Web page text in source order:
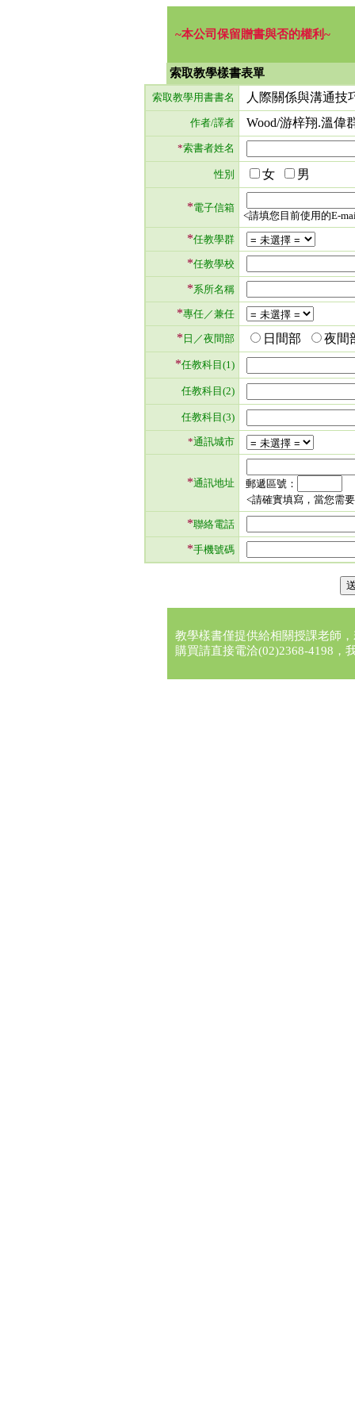
~本公司保留贈書與否的權利~
索取教學樣書表單
索取教學用書書名 人際關係與溝通技
作者/譯者 Wood/游梓翔.溫偉
*索書者姓名
性別 女 男
*電子信箱
<請填您目前使用的E-
*任教學群
*任教學校
*系所名稱
*專任／兼任
* 日／夜間部 日間部
夜
*任教科目(1)
任教科目(2)
任教科目(3)
*通訊城市
*通訊地址
郵遞區號：
<請確實填寫，當您需
*聯絡電話
*手機號碼
教學樣書僅提供給相關授課老師
購買請直接電洽(02)2368-4198，